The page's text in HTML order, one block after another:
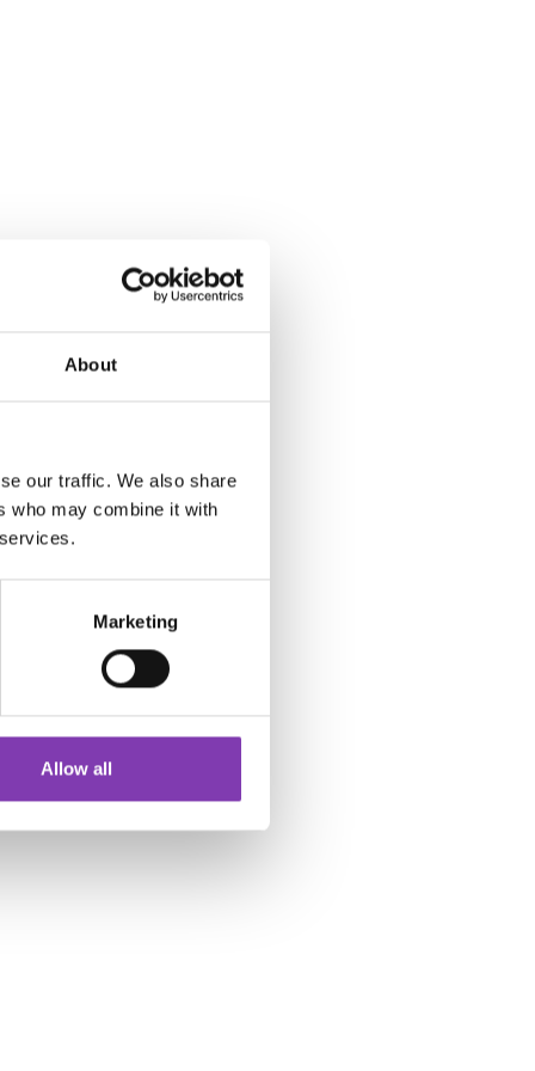
About
our traffic. We also share
who may combine it with
Marketing
Allow all